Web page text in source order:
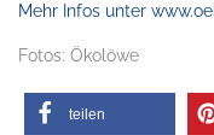
Mehr Infos unter
Fotos: Ökolöwe
teilen